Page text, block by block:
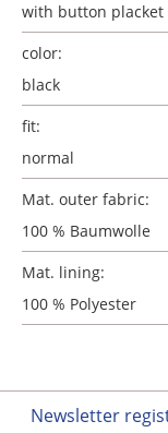
with button placket
color:
black
fit:
normal
Mat. outer fabric:
100 % Baumwolle
Mat. lining:
100 % Polyester
Newsletter